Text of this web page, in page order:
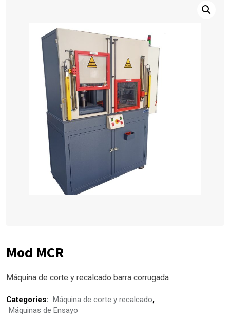
Mod MCR
Máquina de corte y recalcado barra corrugada
Categories: Máquina de corte y recalcado,
Máquinas de Ensayo